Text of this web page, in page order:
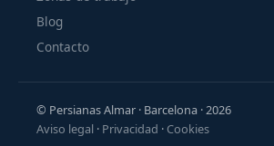
Blog
Contacto
© Persianas Almar · Barcelona · 2026
Aviso legal · Privacidad · Cookies